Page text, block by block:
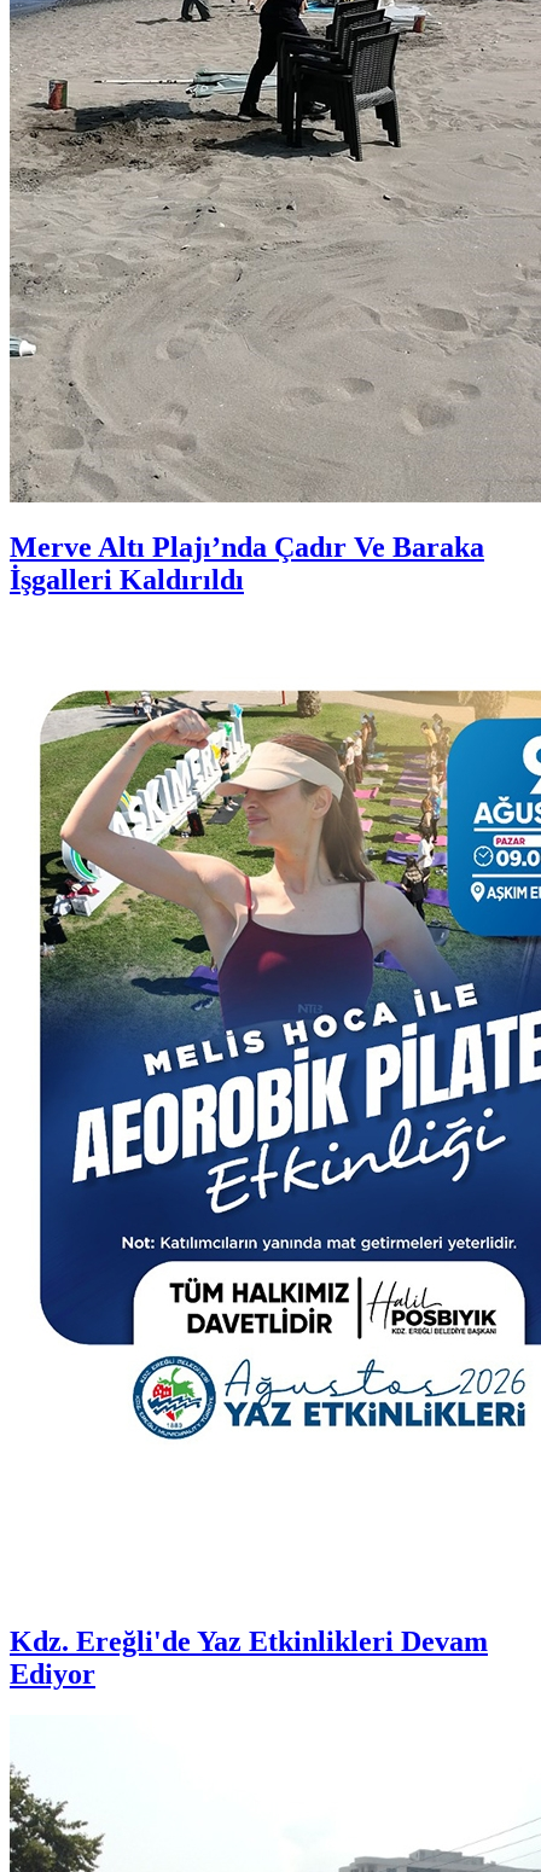
Merve Altı Plajı’nda Çadır Ve Baraka
İşgalleri Kaldırıldı
Kdz. Ereğli'de Yaz Etkinlikleri Devam
Ediyor